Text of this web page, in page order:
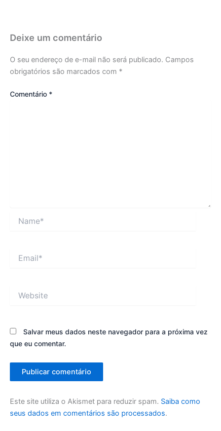
Deixe um comentário
O seu endereço de e-mail não será publicado. Campos
obrigatórios são marcados com *
Comentário *
Salvar meus dados neste navegador para a próxima vez
que eu comentar.
Este site utiliza o Akismet para reduzir spam. Saiba como
seus dados em comentários são processados.